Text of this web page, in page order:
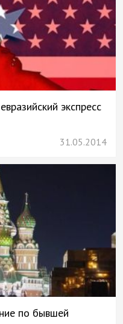
экспресс
31.05.2014
по бывшей